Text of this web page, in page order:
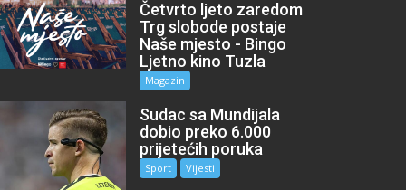
Četvrto ljeto zaredom
Trg slobode postaje
Naše mjesto - Bingo
Ljetno kino Tuzla
Magazin
Sudac sa Mundijala
dobio preko 6.000
prijetećih poruka
Sport Vijesti